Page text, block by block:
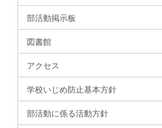
部活動掲示板
図書館
アクセス
学校いじめ防止基本方針
部活動に係る活動方針